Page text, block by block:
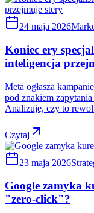
24 maja 2026
Koniec ery
inteligencja
Meta ogłasza
pod znakiem
Analizuję, czy to
Czytaj
23 maja 2026
Google zamyka
"zero-click"?